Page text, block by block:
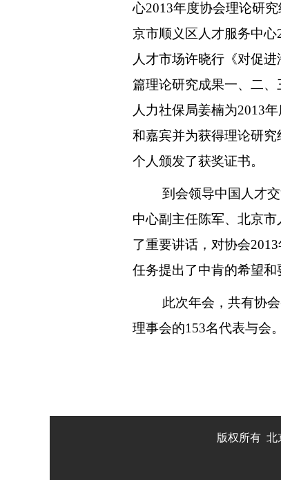
心2013年度协会理论研
京市顺义区人才服务中
人才市场许晓行《对促
篇理论研究成果一、二
人力社保局姜楠为2013
和嘉宾并为获得理论研
个人颁发了获奖证书。
到会领导中国人才
中心副主任陈军、北京
了重要讲话，对协会
任务提出了中肯的希望和
此次年会，共有协
理事会的153名代表与会。
版权所有 北